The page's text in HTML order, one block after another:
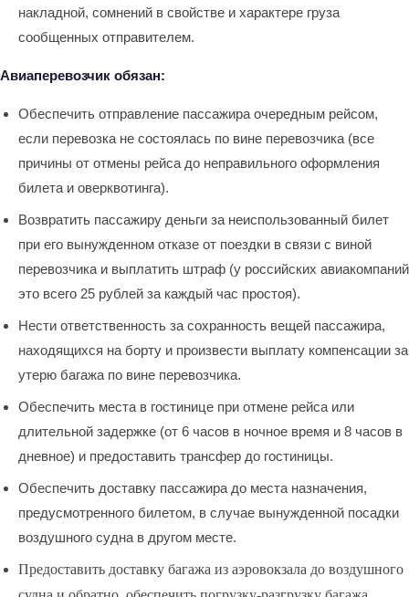
накладной, сомнений в свойстве и характере груза
сообщенных отправителем.
Авиаперевозчик обязан:
Обеспечить отправление пассажира очередным рейсом,
если перевозка не состоялась по вине перевозчика (все
причины от отмены рейса до неправильного оформления
билета и оверквотинга).
Возвратить пассажиру деньги за неиспользованный билет
при его вынужденном отказе от поездки в связи с виной
перевозчика и выплатить штраф (у российских авиакомпаний
это всего 25 рублей за каждый час простоя).
Нести ответственность за сохранность вещей пассажира,
находящихся на борту и произвести выплату компенсации за
утерю багажа по вине перевозчика.
Обеспечить места в гостинице при отмене рейса или
длительной задержке (от 6 часов в ночное время и 8 часов в
дневное) и предоставить трансфер до гостиницы.
Обеспечить доставку пассажира до места назначения,
предусмотренного билетом, в случае вынужденной посадки
воздушного судна в другом месте.
Предоставить доставку багажа из аэровокзала до воздушного